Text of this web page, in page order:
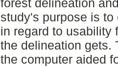
forest delineation
study's purpose is
in regard to usability
the delineation gets.
the computer aided